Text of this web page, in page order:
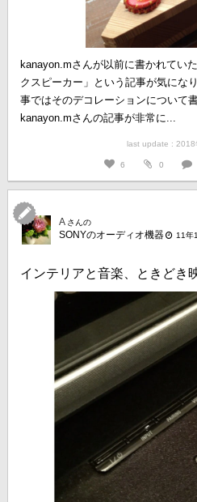
kanayon.mさんが以前に書かれてい
クスピーカー」という記事が気にな
事ではそのデコレーションについて
kanayon.mさんの記事が非常に...
last update : 2018
6 0
A さんの
SONYのオーディオ機器 11年
インテリアと音楽、ときどき